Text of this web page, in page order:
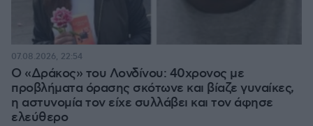
Ο «Δράκος» του Λονδίνου: 40χρονος με
προβλήματα όρασης σκότωνε και βίαζε γυναίκες,
η αστυνομία τον είχε συλλάβει και τον άφησε
ελεύθερο
07.08.2026, 22:54